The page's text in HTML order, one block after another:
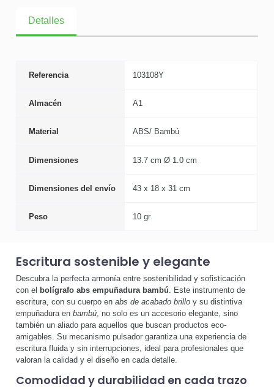
Detalles
Referencia 103108Y
Almacén A1
Material ABS/ Bambú
Dimensiones 13.7 cm Ø 1.0 cm
Dimensiones del envío 43 x 18 x 31 cm
Peso 10 gr
Escritura sostenible y elegante
Descubra la perfecta armonía entre sostenibilidad y sofisticación
con el bolígrafo abs empuñadura bambú. Este instrumento de
escritura, con su cuerpo en abs de acabado brillo y su distintiva
empuñadura en bambú, no solo es un accesorio elegante, sino
también un aliado para aquellos que buscan productos eco-
amigables. Su mecanismo pulsador garantiza una experiencia de
escritura fluida y sin interrupciones, ideal para profesionales que
valoran la calidad y el diseño en cada detalle.
Comodidad y durabilidad en cada trazo